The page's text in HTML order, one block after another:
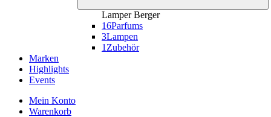
Lamper Berger
16Parfums
3Lampen
1 Zubehör
Marken
Highlights
Events
Mein Konto
Warenkorb